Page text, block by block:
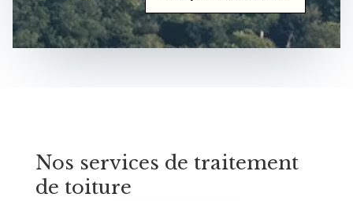
Nos services de traitement
de toiture